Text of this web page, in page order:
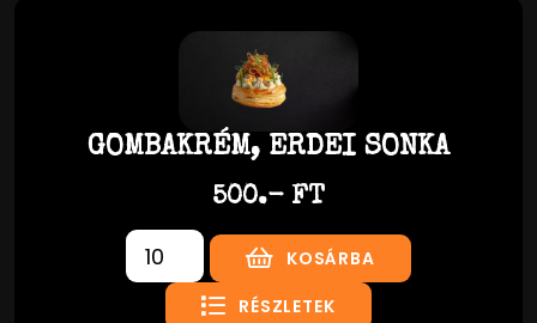
GOMBAKRÉM, ERDEI SONKA
500.- FT
KOSÁRBA
RÉSZLETEK